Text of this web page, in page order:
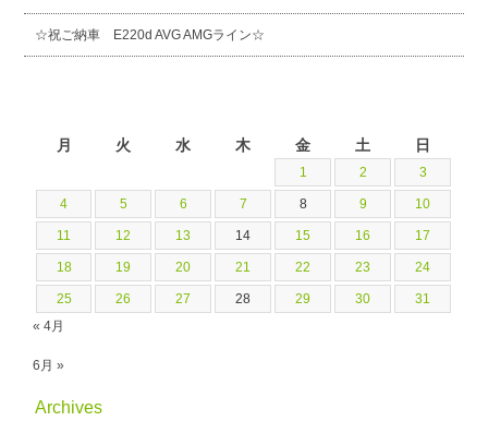
☆祝ご納車 E220d AVG AMGライン☆
月 火 水 木 金 土 日
1 2 3
4 5 6 7 8 9 10
11 12 13 14 15 16 17
18 19 20 21 22 23 24
25 26 27 28 29 30
31
« 4月
6月 »
Archives